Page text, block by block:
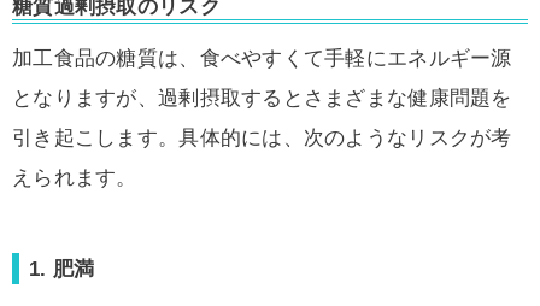
糖質過剰摂取のリスク
加工食品の糖質は、食べやすくて手軽にエネルギー源
となりますが、過剰摂取するとさまざまな健康問題を
引き起こします。具体的には、次のようなリスクが考
えられます。
1. 肥満